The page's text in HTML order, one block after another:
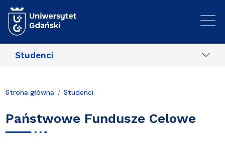
Studenci
Strona główna Studenci
Państwowe Fundusze Celowe